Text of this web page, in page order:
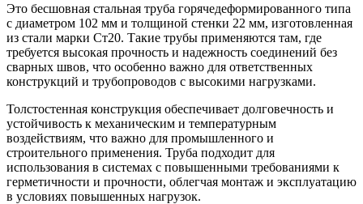
Это бесшовная стальная труба горячедеформированного типа
с диаметром 102 мм и толщиной стенки 22 мм, изготовленная
из стали марки Ст20. Такие трубы применяются там, где
требуется высокая прочность и надежность соединений без
сварных швов, что особенно важно для ответственных
конструкций и трубопроводов с высокими нагрузками.
Толстостенная конструкция обеспечивает долговечность и
устойчивость к механическим и температурным
воздействиям, что важно для промышленного и
строительного применения. Труба подходит для
использования в системах с повышенными требованиями к
герметичности и прочности, облегчая монтаж и эксплуатацию
в условиях повышенных нагрузок.